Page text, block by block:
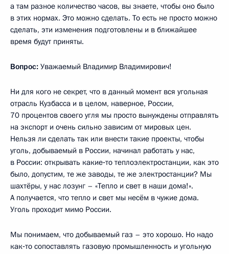
а там разное количество часов, вы знаете, чтобы оно было
в этих нормах. Это можно сделать. То есть не просто можно
сделать, эти изменения подготовлены и в ближайшее
время будут приняты.
Вопрос: Уважаемый Владимир Владимирович!
Ни для кого не секрет, что в данный момент вся угольная
отрасль Кузбасса и в целом, наверное, России,
70 процентов своего угля мы просто вынуждены отправлять
на экспорт и очень сильно зависим от мировых цен.
Нельзя ли сделать так или внести такие проекты, чтобы
уголь, добываемый в России, начинал работать у нас,
в России: открывать какие‑то теплоэлектростанции, как это
было, допустим, те же заводы, те же электростанции? Мы
шахтёры, у нас лозунг – «Тепло и свет в наши дома!».
А получается, что тепло и свет мы несём в чужие дома.
Уголь проходит мимо России.
Мы понимаем, что добываемый газ – это хорошо. Но надо
как‑то сопоставлять газовую промышленность и угольную